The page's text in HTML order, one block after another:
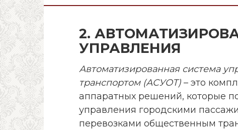
2.
УПРАВЛЕНИЯ
Автоматизированная система
транспортом (АСУОТ) – это
аппаратных решений, которые
управления городскими
перевозками общественным